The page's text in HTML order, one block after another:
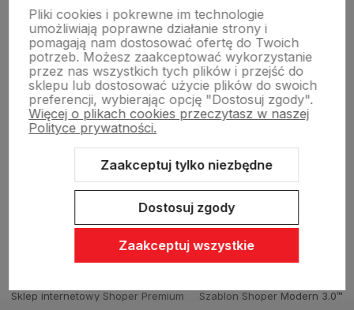
O nas
Dostawa i płatności
Sklepy stacjonarne
Obsługa hurtowa
Sklep internetowy Shoper Premium
Szablon Shoper Modern 3.0™
Pliki cookies i pokrewne im technologie
umożliwiają poprawne działanie strony i
pomagają nam dostosować ofertę do Twoich
potrzeb. Możesz zaakceptować wykorzystanie
przez nas wszystkich tych plików i przejść do
sklepu lub dostosować użycie plików do swoich
preferencji, wybierając opcję "Dostosuj zgody".
Więcej o plikach cookies przeczytasz w naszej
Polityce prywatności.
Zaakceptuj tylko niezbędne
Dostosuj zgody
Zaakceptuj wszystkie